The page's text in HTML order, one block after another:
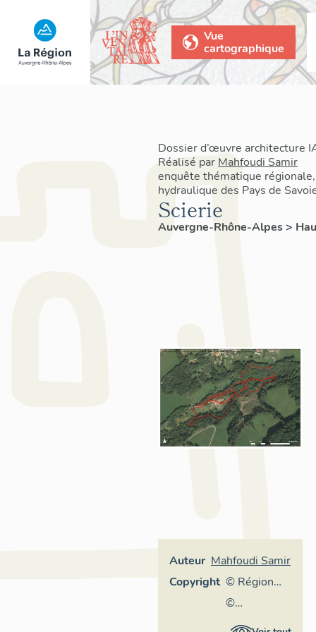
Vue
cartographique
Dossier d’œuvre architecture
Réalisé par Mahfoudi Samir
enquête thématique
hydraulique des Pays de
Scierie
Auvergne-Rhône-Alpes>
Auteur Mahfoudi Samir
Copyright © Région
Rhône-
Alpes,
©
Assemblée